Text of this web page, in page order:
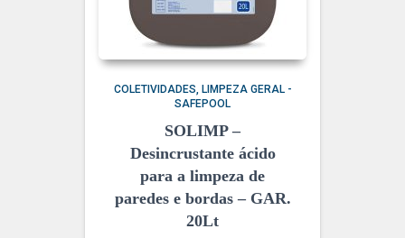
COLETIVIDADES
LIMPEZA GERAL -
SAFEPOOL
SOLIMP –
Desincrustante ácido
para a limpeza de
paredes e bordas – GAR.
20Lt